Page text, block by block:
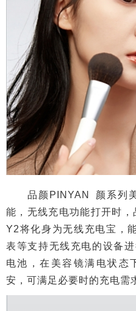
品颜PINYAN 颜系列美
能，无线充电功能打开时
Y2将化身为无线充电宝，
表等支持无线充电的设备
电池，在美容镜满电状态
安，可满足必要时的充电需